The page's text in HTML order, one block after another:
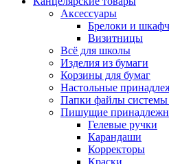
Аксессуары
Брелоки и
Визитницы
Всё для школы
Изделия из бумаги
Корзины для бумаг
Настольные
Папки файлы системы
Пишущие
Гелевые ручки
Карандаши
Корректоры
Краски